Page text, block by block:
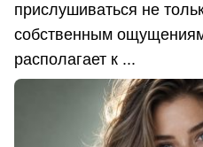
прислушиваться не
собственным
располагает к ...